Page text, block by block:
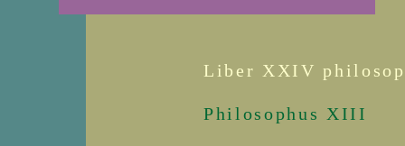
Liber XXIV
Philosophus XIII